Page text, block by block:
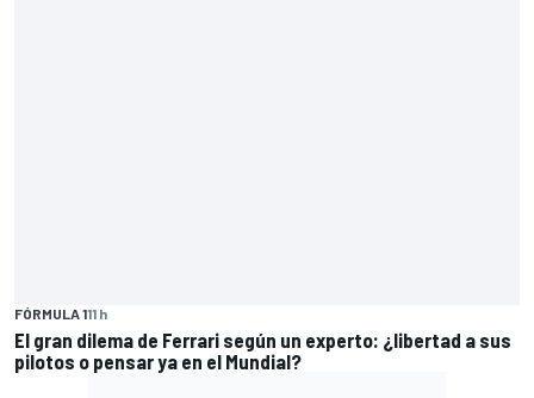
FÓRMULA 111 h
El gran dilema de Ferrari según un experto: ¿libertad a sus
pilotos o pensar ya en el Mundial?